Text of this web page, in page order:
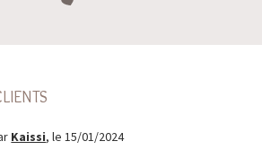
Kaissi, le 15/01/2024